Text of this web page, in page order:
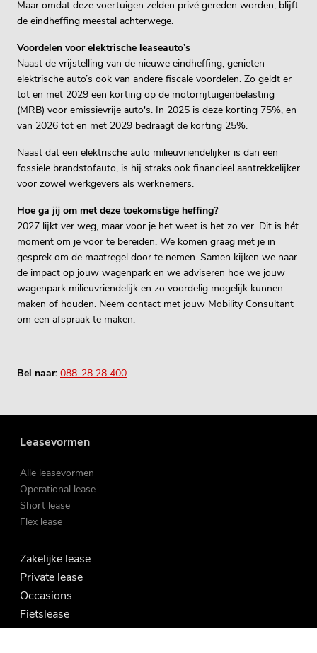
Maar omdat deze voertuigen zelden privé gereden worden, blijft
de eindheffing meestal achterwege.
Voordelen voor elektrische leaseauto’s
Naast de vrijstelling van de nieuwe eindheffing, genieten
elektrische auto’s ook van andere fiscale voordelen. Zo geldt er
tot en met 2029 een korting op de motorrijtuigenbelasting
(MRB) voor emissievrije auto's. In 2025 is deze korting 75%, en
van 2026 tot en met 2029 bedraagt de korting 25%. ​
Naast dat een elektrische auto milieuvriendelijker is dan een
fossiele brandstofauto, is hij straks ook financieel aantrekkelijker
voor zowel werkgevers als werknemers.
Hoe ga jij om met deze toekomstige heffing?
2027 lijkt ver weg, maar voor je het weet is het zo ver. Dit is hét
moment om je voor te bereiden. We komen graag met je in
gesprek om de maatregel door te nemen. Samen kijken we naar
de impact op jouw wagenpark en we adviseren hoe we jouw
wagenpark milieuvriendelijk en zo voordelig mogelijk kunnen
maken of houden. Neem contact met jouw Mobility Consultant
om een afspraak te maken.
Bel naar: 088-28 28 400
Leasevormen
Alle leasevormen
Operational lease
Short lease
Flex lease
Zakelijke lease
Private lease
Occasions
Fietslease